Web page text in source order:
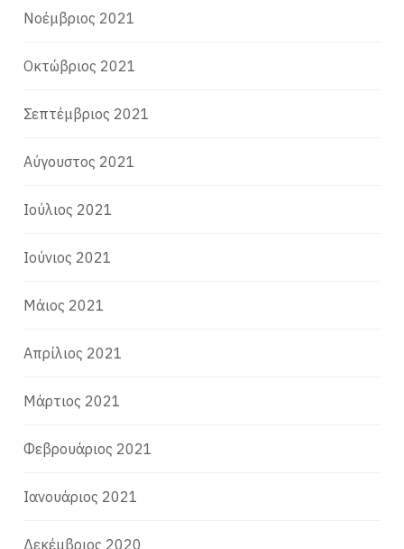
Νοέμβριος 2021
Οκτώβριος 2021
Σεπτέμβριος 2021
Αύγουστος 2021
Ιούλιος 2021
Ιούνιος 2021
Μάιος 2021
Απρίλιος 2021
Μάρτιος 2021
Φεβρουάριος 2021
Ιανουάριος 2021
Δεκέμβριος 2020